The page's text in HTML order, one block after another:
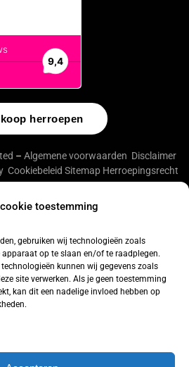
cookie toestemming
gebruiken wij technologieën zoals
op te slaan en/of te raadplegen.
kunnen wij gegevens zoals
site verwerken. Als je geen toestemming
kan dit een nadelige invloed hebben op
herroepen
– Algemene voorwaarden Disclaimer
Cookiebeleid Sitemap Herroepingsrecht
bij
WebwinkelKeur